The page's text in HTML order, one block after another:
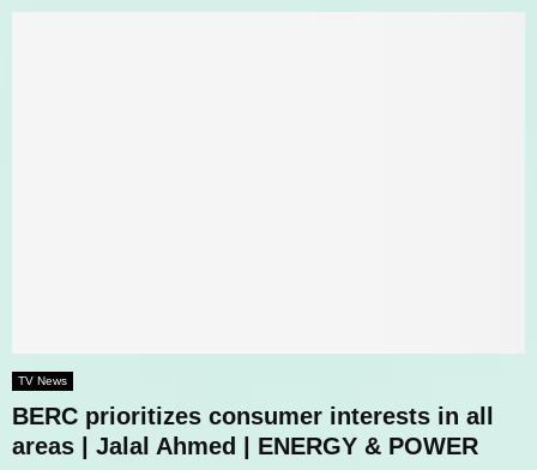
TV News
BERC prioritizes consumer interests in all
areas | Jalal Ahmed | ENERGY & POWER